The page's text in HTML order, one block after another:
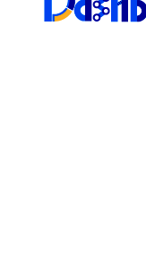
3 小学校の状況」
6 中学校別学級
ます。